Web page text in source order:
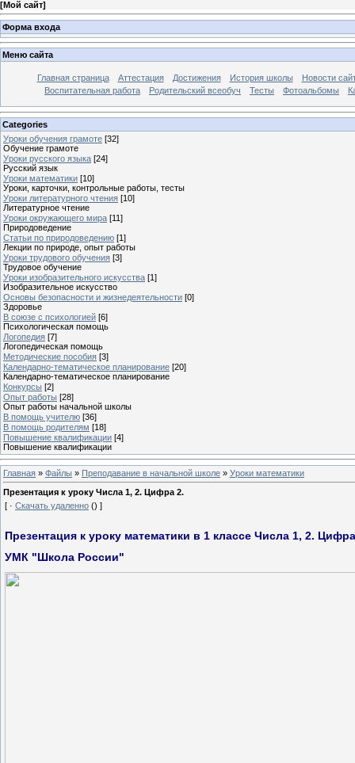
[Мой сайт]
Форма входа
Меню сайта
Главная страница Аттестация Достижения История школы
Новости
Воспитательная работа
Родительский всеобуч Тесты Фотоальбомы
Categories
Уроки обучения грамоте [32]
Обучение грамоте
Уроки русского языка [24]
Русский язык
Уроки математики [10]
Уроки, карточки, контрольные работы, тесты
Уроки литературного чтения [10]
Литературное чтение
Уроки окружающего мира [11]
Природоведение
Статьи по природоведению [1]
Лекции по природе, опыт работы
Уроки трудового обучения [3]
Трудовое обучение
Уроки изобразительного искусства [1]
Изобразительное искусство
Основы безопасности и жизнедеятельности [0]
Здоровье
В союзе с психологией [6]
Психологическая помощь
Логопедия [7]
Логопедическая помощь
Методические пособия [3]
Календарно-тематическое планирование [20]
Календарно-тематическое планирование
Конкурсы [2]
Опыт работы [28]
Опыт работы начальной школы
В помощь учителю [36]
В помощь родителям [18]
Повышение квалификации [4]
Повышение квалификации
Главная » Файлы » Преподавание в начальной школе » Уроки математики
Презентация к уроку Числа 1, 2. Цифра 2.
[ · Скачать удаленно () ]
Презентация к уроку математики в 1 классе Числа 1, 2.
УМК "Школа России"